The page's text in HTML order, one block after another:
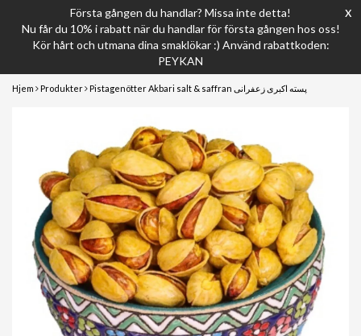
x
Första gången du handlar? Missa inte detta!
Nu får du 10% i rabatt när du handlar för första gången hos oss!
Kör hårt och utmana dina smaklökar :) Använd rabattkoden:
PEYKAN
Hjem Produkter Pistagenötter Akbari salt & saffran پسته اکبری زعفرانی